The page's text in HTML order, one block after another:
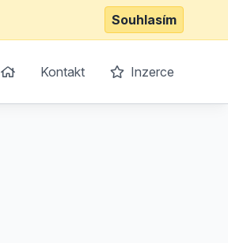
Souhlasím
Kontakt Inzerce